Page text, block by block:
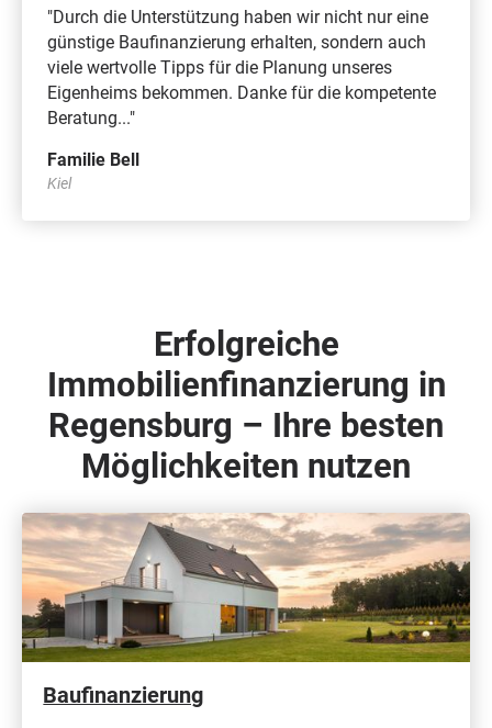
"Durch die Unterstützung haben wir nicht nur eine
günstige Baufinanzierung erhalten, sondern auch
viele wertvolle Tipps für die Planung unseres
Eigenheims bekommen. Danke für die kompetente
Beratung..."
Familie Bell
Kiel
Erfolgreiche
Immobilienfinanzierung in
Regensburg – Ihre besten
Möglichkeiten nutzen
Baufinanzierung